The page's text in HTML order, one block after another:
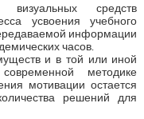
средств
усвоения учебного
информации
часов.
и в той или иной
методике
мотивации остается
решений для